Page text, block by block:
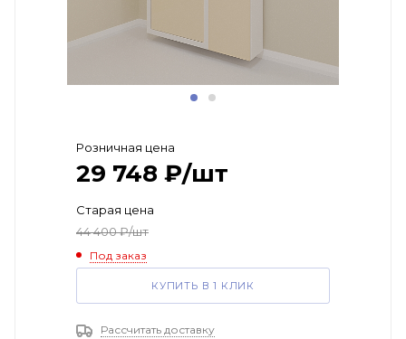
Розничная цена
29 748 ₽/шт
Старая цена
44 400₽/шт
Под заказ
КУПИТЬ В 1 КЛИК
Рассчитать доставку